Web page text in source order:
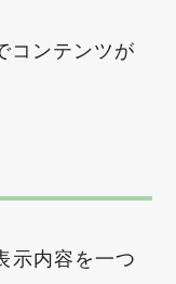
コンテンツが
示内容を一つ